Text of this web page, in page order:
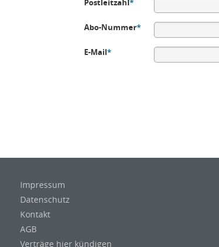
Postleitzahl*
Abo-Nummer*
E-Mail*
Impressum
Datenschutz
Kontakt
AGB
Verträge hier kündigen